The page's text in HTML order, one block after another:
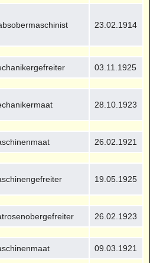
23.02.1914
03.11.1925
28.10.1923
26.02.1921
19.05.1925
26.02.1923
09.03.1921